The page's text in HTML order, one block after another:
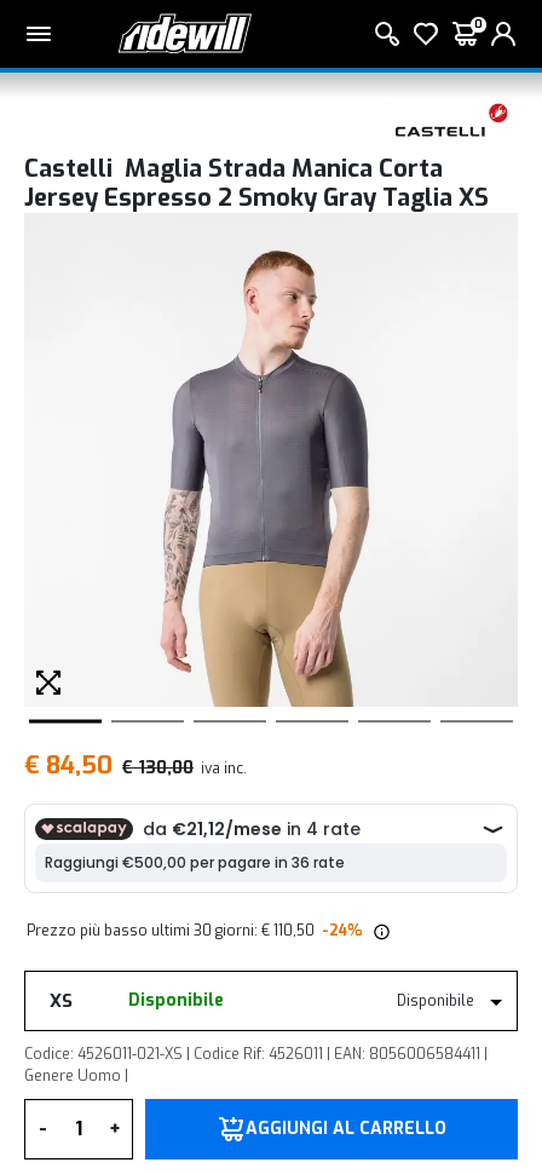
0
Castelli Maglia Strada Manica Corta
Jersey Espresso 2 Smoky Gray Taglia XS
€ 84,50 € 130,00 iva inc.
Prezzo più basso ultimi 30 giorni: € 110,50 -24%
XS Disponibile Disponibile
Codice: 4526011-021-XS | Codice Rif: 4526011 | EAN: 8056006584411 |
Genere Uomo |
- + AGGIUNGI AL CARRELLO